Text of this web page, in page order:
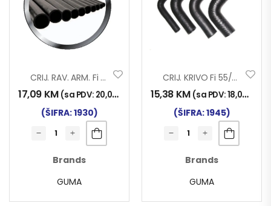
CRIJ. RAV. ARM. Fi 35×1000
17,09 KM (sa PDV: 20,00
(ŠIFRA: 1930)
Brands
GUMA
CRIJ. KRIVO Fi 55/90 150×150
15,38 KM (sa PDV:18,00
(ŠIFRA: 1945)
Brands
GUMA